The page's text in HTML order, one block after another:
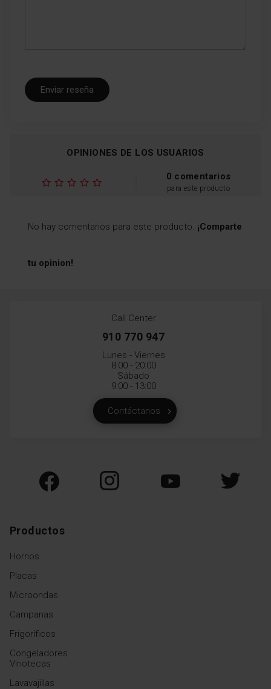
Enviar reseña
OPINIONES DE LOS USUARIOS
0 comentarios
para este producto
No hay comentarios para este producto. ¡Comparte
tu opinion!
Call Center
910 770 947
Lunes - Viernes
8:00 - 20:00
Sábado
9:00 - 13:00
Contáctanos
Productos
Hornos
Placas
Microondas
Campanas
Frigoríficos
Congeladores
Vinotecas
Lavavajillas